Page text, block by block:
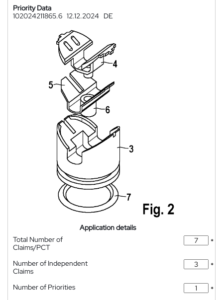
Priority Data
102024211865.6 12.12.2024 DE
Application details
Total Number of
Claims/PCT
*
Number of Independent
Claims
*
Number of Priorities
*